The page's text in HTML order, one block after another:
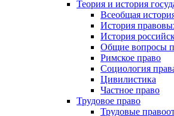
Теория и история
Всеобщая
История
История
Общие вопросы
Римское право
Социология
Цивилистика
Частное право
Трудовое право
Трудовые